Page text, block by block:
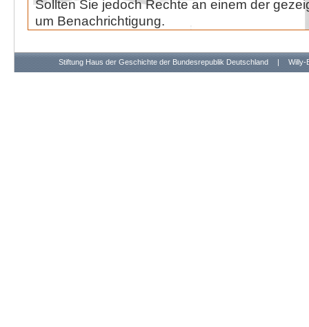
Sollten Sie jedoch Rechte an einem der
um Benachrichtigung.
Stiftung Haus der Geschichte der Bundesrepublik Deutschland | Willy-